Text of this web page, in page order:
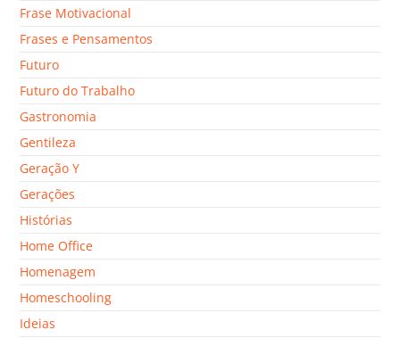
Frase Motivacional
Frases e Pensamentos
Futuro
Futuro do Trabalho
Gastronomia
Gentileza
Geração Y
Gerações
Histórias
Home Office
Homenagem
Homeschooling
Ideias